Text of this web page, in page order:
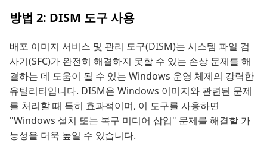
방법 2: DISM 도구 사용
배포 이미지 서비스 및 관리 도구(DISM)는 시스템 파일 검
사기(SFC)가 완전히 해결하지 못할 수 있는 손상 문제를 해
결하는 데 도움이 될 수 있는 Windows 운영 체제의 강력한
유틸리티입니다. DISM은 Windows 이미지와 관련된 문제
를 처리할 때 특히 효과적이며, 이 도구를 사용하면
"Windows 설치 또는 복구 미디어 삽입" 문제를 해결할 가
능성을 더욱 높일 수 있습니다.